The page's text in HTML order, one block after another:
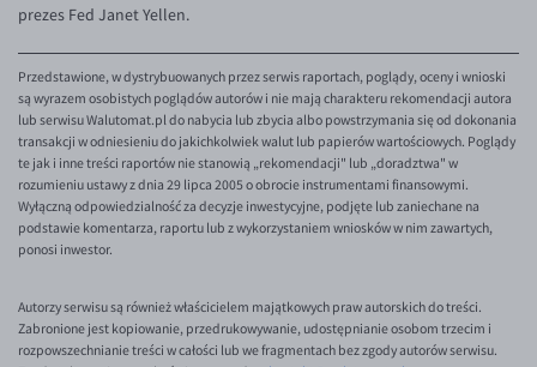
EUR/DKK
EUR/SEK
EUR/AUD
EUR/BGN
EUR/CAD
EUR/CNY
EUR/HKD
EUR/HUF
prezes Fed Janet Yellen.
Przedstawione, w dystrybuowanych przez serwis raportach, poglądy, oceny i wnioski
są wyrazem osobistych poglądów autorów i nie mają charakteru rekomendacji autora
lub serwisu Walutomat.pl do nabycia lub zbycia albo powstrzymania się od dokonania
transakcji w odniesieniu do jakichkolwiek walut lub papierów wartościowych. Poglądy
te jak i inne treści raportów nie stanowią „rekomendacji" lub „doradztwa" w
rozumieniu ustawy z dnia 29 lipca 2005 o obrocie instrumentami finansowymi.
Wyłączną odpowiedzialność za decyzje inwestycyjne, podjęte lub zaniechane na
podstawie komentarza, raportu lub z wykorzystaniem wniosków w nim zawartych,
ponosi inwestor.
Autorzy serwisu są również właścicielem majątkowych praw autorskich do treści.
Zabronione jest kopiowanie, przedrukowywanie, udostępnianie osobom trzecim i
rozpowszechnianie treści w całości lub we fragmentach bez zgody autorów serwisu.